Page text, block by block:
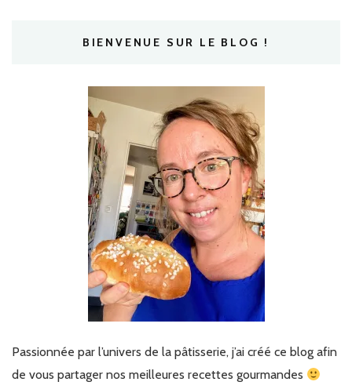
BIENVENUE SUR LE BLOG !
Passionnée par l’univers de la pâtisserie, j’ai créé ce blog afin
de vous partager nos meilleures recettes gourmandes